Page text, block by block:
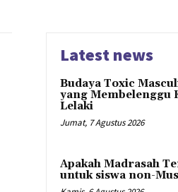
Latest news
Budaya Toxic
yang Membelenggu
Lelaki
Jumat, 7 Agustus 2026
Apakah Madrasah
untuk siswa non-